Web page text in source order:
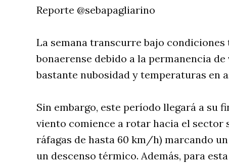
Reporte @sebapagliarino
La semana transcurre bajo
bonaerense debido a la permanencia
bastante nubosidad y temperaturas en
Sin embargo, este período llegará a su
viento comience a rotar hacia el
ráfagas de hasta 60 km/h) marcando
un descenso térmico. Además, para